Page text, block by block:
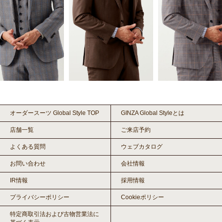
オーダースーツ Global Style TOP GINZA Global Styleとは
店舗一覧 ご来店予約
よくある質問 ウェブカタログ
お問い合わせ 会社情報
IR情報 採用情報
プライバシーポリシー Cookieポリシー
特定商取引法および古物営業法に